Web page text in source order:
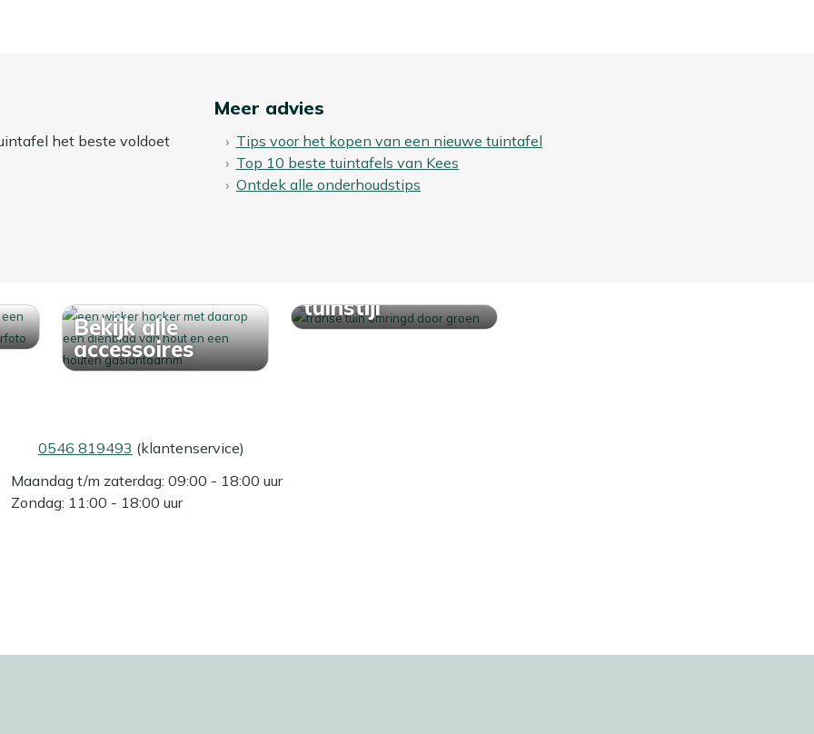
het beste voldoet
Meer advies
Tips voor het kopen van een nieuwe tuintafel
Top 10 beste tuintafels van Kees
Ontdek alle onderhoudstips
Bekijk alle
accessoires
tuinstijl
0546 819493 (klantenservice)
Maandag t/m zaterdag: 09:00 - 18:00 uur
Zondag: 11:00 - 18:00 uur